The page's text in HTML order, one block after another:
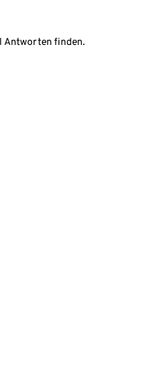
Antworten finden.